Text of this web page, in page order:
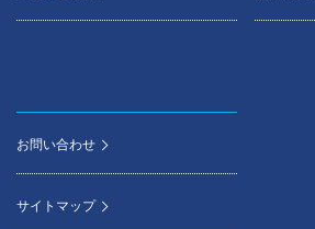
お問い合わせ
サイトマップ